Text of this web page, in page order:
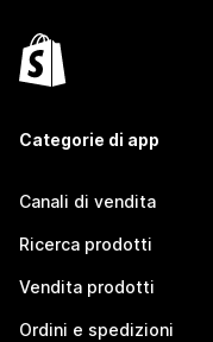
Categorie di app
Canali di vendita
Ricerca prodotti
Vendita prodotti
Ordini e spedizioni